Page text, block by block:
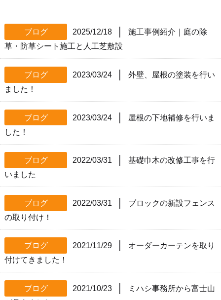
ブログ 2025/12/18
施工事例紹介｜庭の除
草・防草シート施工と人工芝敷設
ブログ 2023/03/24
外壁、屋根の塗装を行い
ました！
ブログ 2023/03/24
屋根の下地補修を行いま
した！
ブログ 2022/03/31
基礎巾木の改修工事を行
いました
ブログ 2022/03/31
ブロックの新設フェンス
の取り付け！
ブログ 2021/11/29
オーダーカーテンを取り
付けてきました！
ブログ 2021/10/23
ミハシ事務所から富士山